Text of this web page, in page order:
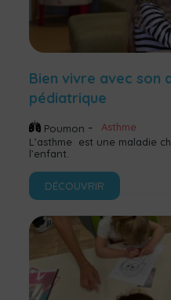
Bien vivre avec son
pédiatrique
Poumon
Asthme
L’asthme est une maladie
l’enfant.
DÉCOUVRIR